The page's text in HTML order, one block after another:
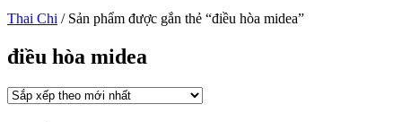
Thai Chi / Sản phẩm được gắn thẻ “điều hòa midea”
điều hòa midea